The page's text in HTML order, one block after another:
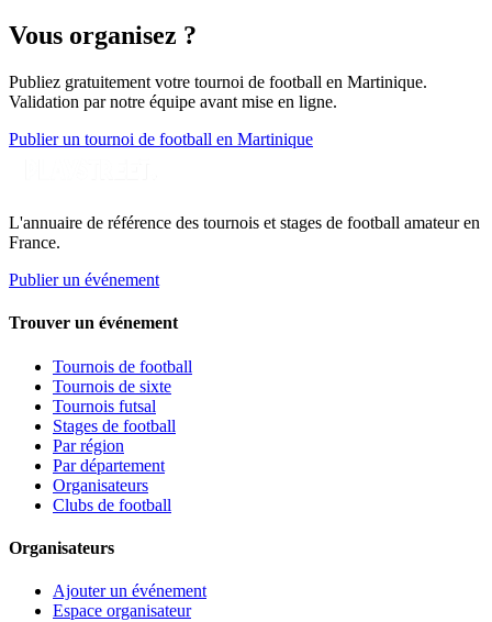
Vous organisez ?
Publiez gratuitement votre tournoi de football en Martinique.
Validation par notre équipe avant mise en ligne.
Publier un tournoi de football en Martinique
L'annuaire de référence des tournois et stages de football amateur en
France.
Publier un événement
Trouver un événement
Tournois de football
Tournois de sixte
Tournois futsal
Stages de football
Par région
Par département
Organisateurs
Clubs de football
Organisateurs
Ajouter un événement
Espace organisateur